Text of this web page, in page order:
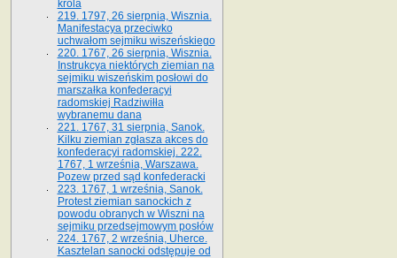
króla
219. 1797, 26 sierpnia, Wisznia.
Manifestacya przeciwko
uchwałom sejmiku wiszeńskiego
220. 1767, 26 sierpnia, Wisznia.
Instrukcya niektórych ziemian na
sejmiku wiszeńskim posłowi do
marszałka konfe­deracyi
radomskiej Radziwiłła
wybranemu dana
221. 1767, 31 sierpnia, Sanok.
Kilku ziemian zgłasza akces do
konfederacyi radomskiej. 222.
1767, 1 września, Warszawa.
Pozew przed sąd konfederacki
223. 1767, 1 września, Sanok.
Protest ziemian sanockich z
powodu obranych w Wiszni na
sejmiku przedsejmo­wym posłów
224. 1767, 2 września, Uherce.
Kasztelan sanocki odstępuje od